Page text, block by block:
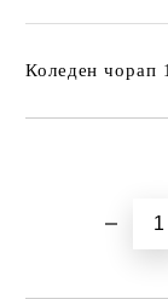
Коледен чорап